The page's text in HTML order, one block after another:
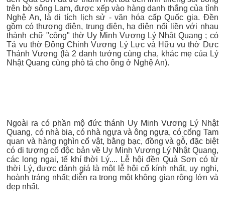
trên bờ sông Lam, được xếp vào hàng danh thắng của tỉnh
Nghệ An, là di tích lịch sử - văn hóa cấp Quốc gia. Đền
gồm có thượng điện, trung điện, hạ điện nối liền với nhau
thành chữ "công" thờ Uy Minh Vương Lý Nhật Quang ; có
Tả vu thờ Đông Chinh Vương Lý Lực và Hữu vu thờ Dực
Thánh Vương (là 2 danh tướng cùng cha, khác mẹ của Lý
Nhật Quang cùng phò tá cho ông ở Nghệ An).
Ngoài ra có phần mộ đức thánh Uy Minh Vương Lý Nhật
Quang, có nhà bia, có nhà ngựa và ông ngựa, có cổng Tam
quan và hàng nghìn cổ vật, bằng bạc, đồng và gỗ, đặc biệt
có di tượng cổ độc bản về Uy Minh Vương Lý Nhật Quang,
các long ngai, tế khí thời Lý.... Lễ hội đền Quả Sơn có từ
thời Lý, được đánh giá là một lễ hội cổ kính nhất, uy nghi,
hoành tráng nhất; diễn ra trong một không gian rộng lớn và
đẹp nhất.